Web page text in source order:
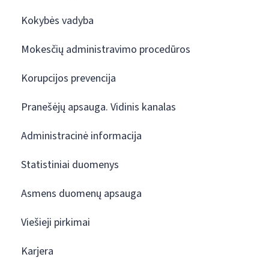
Kokybės vadyba
Mokesčių administravimo procedūros
Korupcijos prevencija
Pranešėjų apsauga. Vidinis kanalas
Administracinė informacija
Statistiniai duomenys
Asmens duomenų apsauga
Viešieji pirkimai
Karjera